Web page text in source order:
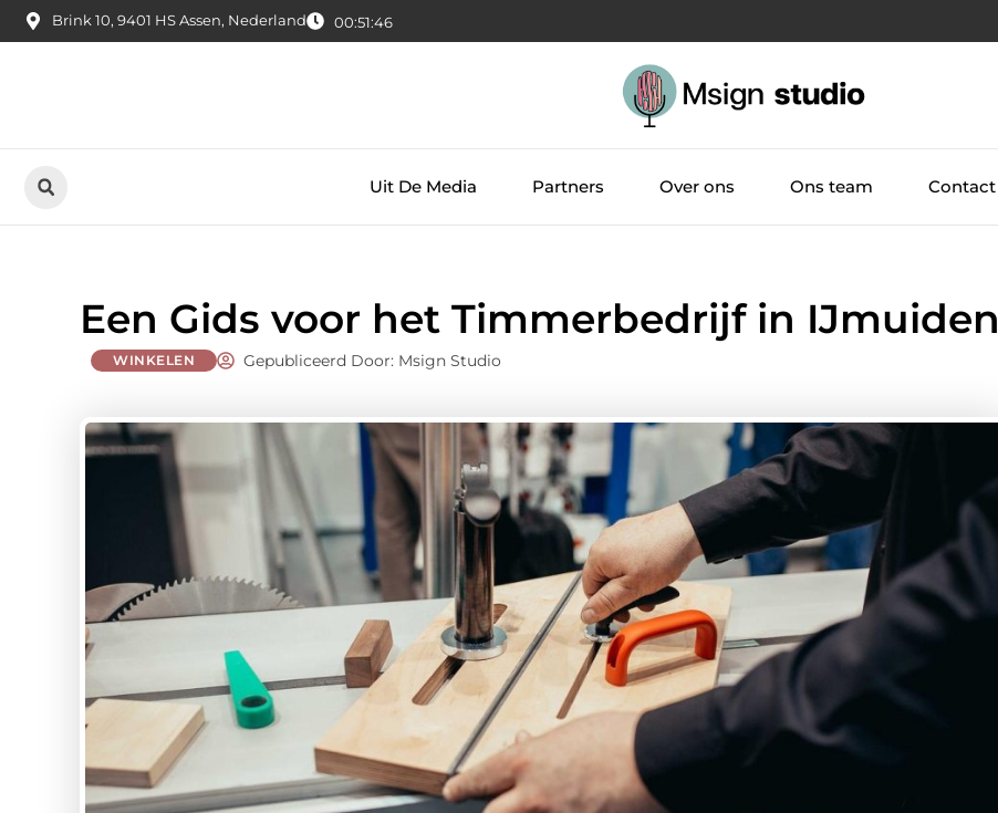
Brink 10, 9401 HS Assen, Nederland 00:51:47
Uit De Media Partners Over ons Ons team Contact
Een Gids voor het Timmerbedrijf in IJmuiden
WINKELEN Gepubliceerd Door: Msign Studio